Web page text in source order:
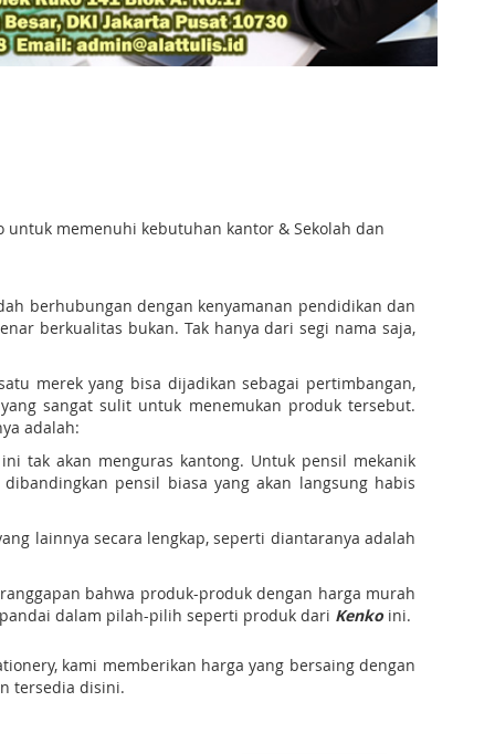
memenuhi kebutuhan kantor & Sekolah dan
berhubungan dengan kenyamanan pendidikan dan
berkualitas bukan. Tak hanya dari segi nama saja,
merek yang bisa dijadikan sebagai pertimbangan,
sangat sulit untuk menemukan produk tersebut.
adalah:
tak akan menguras kantong. Untuk pensil mekanik
pensil biasa yang akan langsung habis
lainnya secara lengkap, seperti diantaranya adalah
bahwa produk-produk dengan harga murah
dalam pilah-pilih seperti produk dari Kenkoini.
kami memberikan harga yang bersaing dengan
tersedia disini.